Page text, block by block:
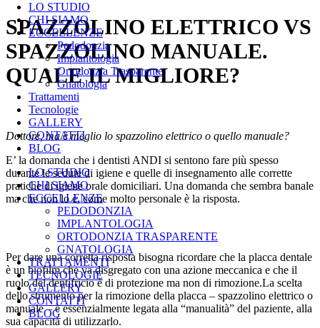
LO STUDIO
CHI SIAMO
ECCELLENZE
Pedodonzia
Implantologia
Ortodonzia Trasparente
Gnatologia
Trattamenti
Tecnologie
GALLERY
CONTATTI
BLOG
LO STUDIO
CHI SIAMO
ECCELLENZE
PEDODONZIA
IMPLANTOLOGIA
ORTODONZIA TRASPARENTE
GNATOLOGIA
TRATTAMENTI
TECNOLOGIE
GALLERY
CONTATTI
BLOG
SPAZZOLINO ELETTRICO VS
SPAZZOLINO MANUALE.
QUALE IL MIGLIORE?
Dottore, ma è meglio lo spazzolino elettrico o quello manuale?
E’ la domanda che i dentisti ANDI si sentono fare più spesso
durante le sedute di igiene e quelle di insegnamento alle corrette
pratiche di igiene orale domiciliari. Una domanda che sembra banale
ma che non lo è, come molto personale è la risposta.
Per dare una corretta risposta bisogna ricordare che la placca dentale
è un biofilm che va disgregato con una azione meccanica e che il
ruolo del dentifricio è di protezione ma non di rimozione.La scelta
dello strumento per la rimozione della placca – spazzolino elettrico o
manuale – è essenzialmente legata alla “manualità” del paziente, alla
sua capacità di utilizzarlo.